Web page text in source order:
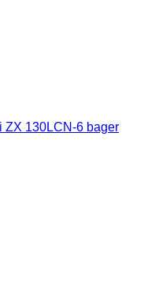
ZX 130LCN-6 bager